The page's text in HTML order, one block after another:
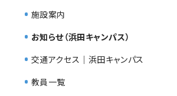
施設案内
お知らせ（浜田キャンパス）
交通アクセス｜浜田キャンパス
教員一覧